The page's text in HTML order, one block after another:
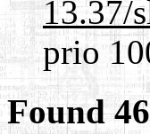
13.37/
prio
Found